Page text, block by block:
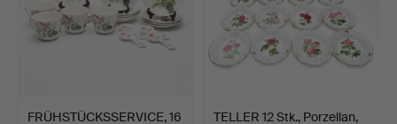
FRÜHSTÜCKSSERVICE, 16
TELLER 12 Stk., Porzellan,